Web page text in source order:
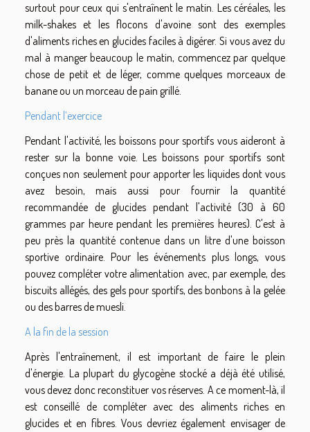
surtout pour ceux qui s'entraînent le matin. Les céréales, les
milk-shakes et les flocons d'avoine sont des exemples
d'aliments riches en glucides faciles à digérer. Si vous avez du
mal à manger beaucoup le matin, commencez par quelque
chose de petit et de léger, comme quelques morceaux de
banane ou un morceau de pain grillé.
Pendant l’exercice
Pendant l'activité, les boissons pour sportifs vous aideront à
rester sur la bonne voie. Les boissons pour sportifs sont
conçues non seulement pour apporter les liquides dont vous
avez besoin, mais aussi pour fournir la quantité
recommandée de glucides pendant l'activité (30 à 60
grammes par heure pendant les premières heures). C'est à
peu près la quantité contenue dans un litre d'une boisson
sportive ordinaire. Pour les événements plus longs, vous
pouvez compléter votre alimentation avec, par exemple, des
biscuits allégés, des gels pour sportifs, des bonbons à la gelée
ou des barres de muesli.
A la fin de la session
Après l'entraînement, il est important de faire le plein
d'énergie. La plupart du glycogène stocké a déjà été utilisé,
vous devez donc reconstituer vos réserves. A ce moment-là, il
est conseillé de compléter avec des aliments riches en
glucides et en fibres. Vous devriez également envisager de